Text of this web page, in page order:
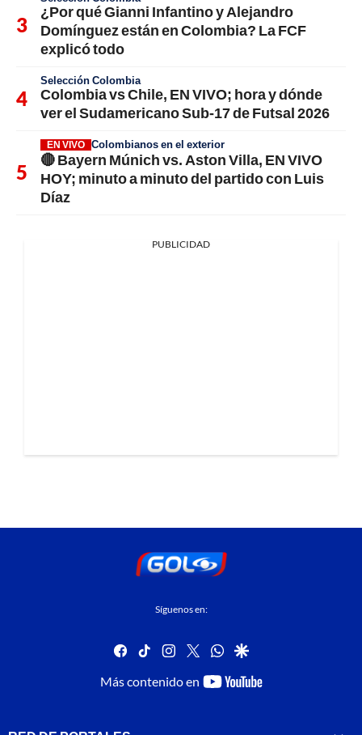
¿Por qué Gianni Infantino y Alejandro
Domínguez están en Colombia? La FCF
explicó todo
Selección Colombia
Colombia vs Chile, EN VIVO; hora y dónde
ver el Sudamericano Sub-17 de Futsal 2026
EN VIVO Colombianos en el exterior
🔴 Bayern Múnich vs. Aston Villa, EN VIVO
HOY; minuto a minuto del partido con Luis
Díaz
PUBLICIDAD
Síguenos en:
facebook
tiktok instagram
twitterwhatsapp
google
Más contenido en
youtube-